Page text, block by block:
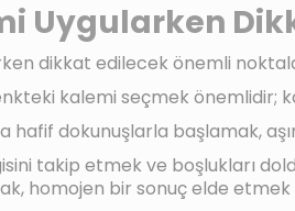
Uygularken
dikkat edilecek önemli
kalemi seçmek önemlidir;
hafif dokunuşlarla başlamak,
takip etmek ve boşlukları
homojen bir sonuç elde etmek